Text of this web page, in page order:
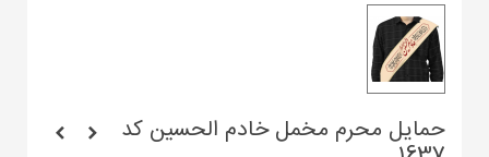
حمایل محرم مخمل خادم الحسین کد